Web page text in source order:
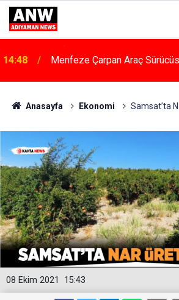
14:48 Menfeze Çarpan Araç
Anasayfa Ekonomi Samsat’ta
15:43
08 Ekim 2021